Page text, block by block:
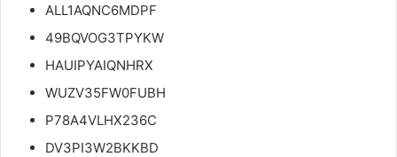
ALL1AQNC6MDPF
49BQVOG3TPYKW
HAUIPYAIQNHRX
WUZV35FW0FUBH
P78A4VLHX236C
DV3PI3W2BKKBD